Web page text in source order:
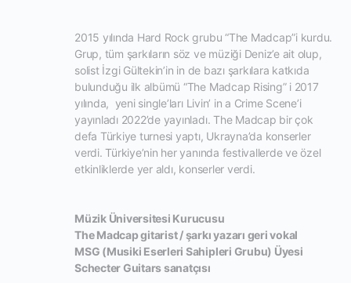
2015 yılında Hard Rock grubu “The Madcap”i kurdu.
Grup, tüm şarkıların söz ve müziği Deniz’e ait olup,
solist İzgi Gültekin’in in de bazı şarkılara katkıda
bulunduğu ilk albümü “The Madcap Rising” i 2017
yılında,  yeni single’ları Livin’ in a Crime Scene’i
yayınladı 2022’de yayınladı. The Madcap bir çok
defa Türkiye turnesi yaptı, Ukrayna’da konserler
verdi. Türkiye’nin her yanında festivallerde ve özel
etkinliklerde yer aldı, konserler verdi.
Müzik Üniversitesi Kurucusu
The Madcap gitarist / şarkı yazarı geri vokal
MSG (Musiki Eserleri Sahipleri Grubu) Üyesi
Schecter Guitars sanatçısı